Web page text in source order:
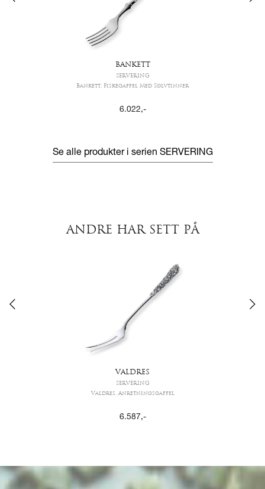
BANKETT
SERVERING
Bankett, Fiskegaffel Med Sølvtinner
6.022,-
Se alle produkter i serien SERVERING
ANDRE HAR SETT PÅ
VALDRES
SERVERING
Valdres, Anretningsgaffel
6.587 ,-